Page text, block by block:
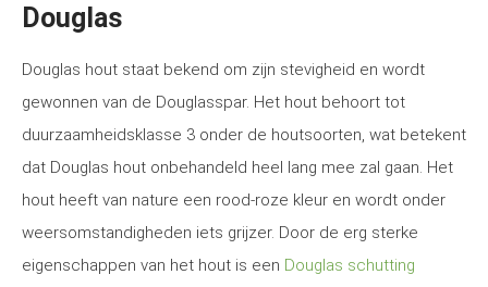
Douglas
Douglas hout staat bekend om zijn stevigheid en wordt
gewonnen van de Douglasspar. Het hout behoort tot
duurzaamheidsklasse 3 onder de houtsoorten, wat betekent
dat Douglas hout onbehandeld heel lang mee zal gaan. Het
hout heeft van nature een rood-roze kleur en wordt onder
weersomstandigheden iets grijzer. Door de erg sterke
eigenschappen van het hout is een Douglas schutting